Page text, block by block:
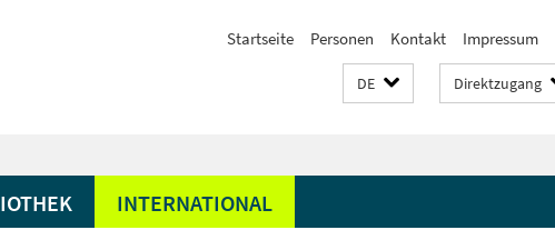
Startseite Personen Kontakt Impressum
DE Direktzugang
INTERNATIONAL